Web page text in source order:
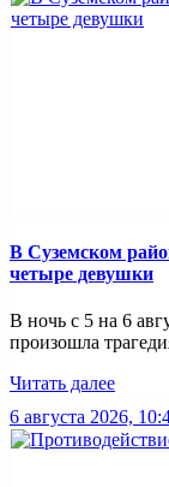
В Суземском
четыре девушки
В ночь с 5 на 6
произошла
Читать далее
6 августа 2026,